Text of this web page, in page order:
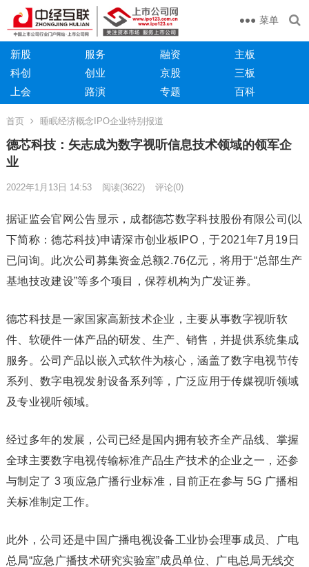
菜单
新股 服务 融资
主板
科创
创业 京股
三板
上会
路演 专题 百科
首页 睡眠经济概念IPO企业特别报道
德芯科技：矢志成为数字视听信息技术领域的领军企
业
2022年1月13日 14:53 阅读(3622) 评论(0)
据证监会官网公告显示，成都德芯数字科技股份有限公司(以
下简称：德芯科技)申请深市创业板IPO，于2021年7月19日
已问询。此次公司募集资金总额2.76亿元，将用于“总部生产
基地技改建设”等多个项目，保荐机构为广发证券。
德芯科技是一家国家高新技术企业，主要从事数字视听软
件、软硬件一体产品的研发、生产、销售，并提供系统集成
服务。公司产品以嵌入式软件为核心，涵盖了数字电视节传
系列、数字电视发射设备系列等，广泛应用于传媒视听领域
及专业视听领域。
经过多年的发展，公司已经是国内拥有较齐全产品线、掌握
全球主要数字电视传输标准产品生产技术的企业之一，还参
与制定了 3 项应急广播行业标准，目前正在参与 5G 广播相
关标准制定工作。
此外，公司还是中国广播电视设备工业协会理事成员、广电
总局“应急广播技术研究实验室”成员单位、广电总局无线交